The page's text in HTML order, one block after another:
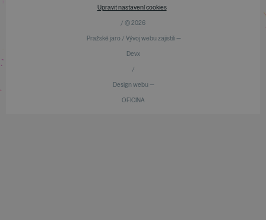
Upravit nastavení cookies
/ © 2026
Pražské jaro / Vývoj webu zajistili —
Devx
/
Design webu —
OFICINA